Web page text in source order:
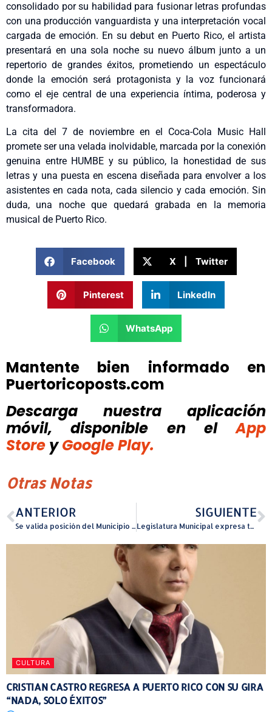
consolidado por su habilidad para fusionar letras profundas
con una producción vanguardista y una interpretación vocal
cargada de emoción. En su debut en Puerto Rico, el artista
presentará en una sola noche su nuevo álbum junto a un
repertorio de grandes éxitos, prometiendo un espectáculo
donde la emoción será protagonista y la voz funcionará
como el eje central de una experiencia íntima, poderosa y
transformadora.
La cita del 7 de noviembre en el Coca-Cola Music Hall
promete ser una velada inolvidable, marcada por la conexión
genuina entre HUMBE y su público, la honestidad de sus
letras y una puesta en escena diseñada para envolver a los
asistentes en cada nota, cada silencio y cada emoción. Sin
duda, una noche que quedará grabada en la memoria
musical de Puerto Rico.
Facebook X | Twitter
Pinterest LinkedIn
WhatsApp
Mantente bien informado en
Puertoricoposts.com
Descarga nuestra aplicación
móvil, disponible
en el
App
Store y Google Play.
Otras Notas
ANTERIOR
Se valida posición del Municipio de Cataño en controversia sobre contrato de multas
SIGUIENTE
Legislatura Municipal expresa total oposición a cambio de jurisdicción del Parque Colón de Aguada.
CULTURA
CRISTIAN CASTRO REGRESA A PUERTO RICO CON SU GIRA
“NADA, SOLO ÉXITOS”